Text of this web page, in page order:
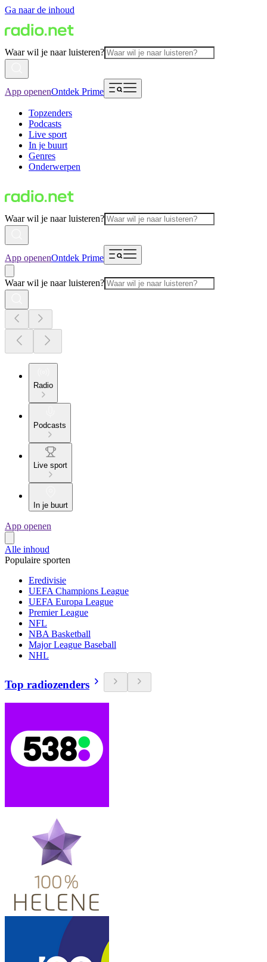
Ga naar de inhoud
Waar wil je naar luisteren?
App openenOntdek Prime
Topzenders
Podcasts
Live sport
In je buurt
Genres
Onderwerpen
Waar wil je naar luisteren?
App openenOntdek Prime
Waar wil je naar luisteren?
Radio
Podcasts
Live sport
In je buurt
App openen
Alle inhoud
Populaire sporten
Eredivisie
UEFA Champions League
UEFA Europa League
Premier League
NFL
NBA Basketball
Major League Baseball
NHL
Top radiozenders